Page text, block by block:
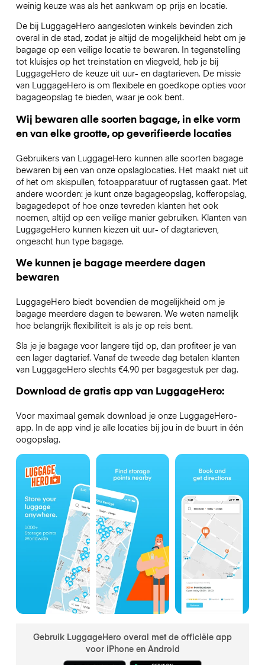
weinig keuze was als het aankwam op prijs en locatie.
De bij LuggageHero aangesloten winkels bevinden zich
overal in de stad, zodat je altijd de mogelijkheid hebt om je
bagage op een veilige locatie te bewaren. In tegenstelling
tot kluisjes op het treinstation en vliegveld, heb je bij
LuggageHero de keuze uit uur- en dagtarieven. De missie
van LuggageHero is om flexibele en goedkope opties voor
bagageopslag te bieden, waar je ook bent.
Wij bewaren alle soorten bagage, in elke vorm
en van elke grootte, op geverifieerde locaties
Gebruikers van LuggageHero kunnen alle soorten bagage
bewaren bij een van onze opslaglocaties. Het maakt niet uit
of het om skispullen, fotoapparatuur of rugtassen gaat. Met
andere woorden: je kunt onze bagageopslag, kofferopslag,
bagagedepot of hoe onze tevreden klanten het ook
noemen, altijd op een veilige manier gebruiken. Klanten van
LuggageHero kunnen kiezen uit uur- of dagtarieven,
ongeacht hun type bagage.
We kunnen je bagage meerdere dagen
bewaren
LuggageHero biedt bovendien de mogelijkheid om je
bagage meerdere dagen te bewaren. We weten namelijk
hoe belangrijk flexibiliteit is als je op reis bent.
Sla je je bagage voor langere tijd op, dan profiteer je van
een lager dagtarief. Vanaf de tweede dag betalen klanten
van LuggageHero slechts €4.90 per bagagestuk per dag.
Download de gratis app van LuggageHero:
Voor maximaal gemak download je onze LuggageHero-
app. In de app vind je alle locaties bij jou in de buurt in één
oogopslag.
Gebruik LuggageHero overal met de officiële app
voor iPhone en Android